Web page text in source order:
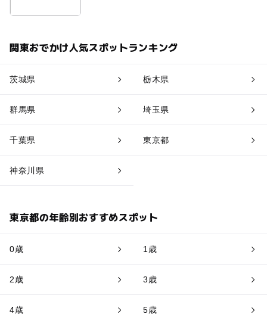
関東おでかけ人気スポットランキング
茨城県 栃木県
群馬県 埼玉県
千葉県 東京都
神奈川県
東京都の年齢別おすすめスポット
0歳 1歳
2歳 3歳
4歳 5歳